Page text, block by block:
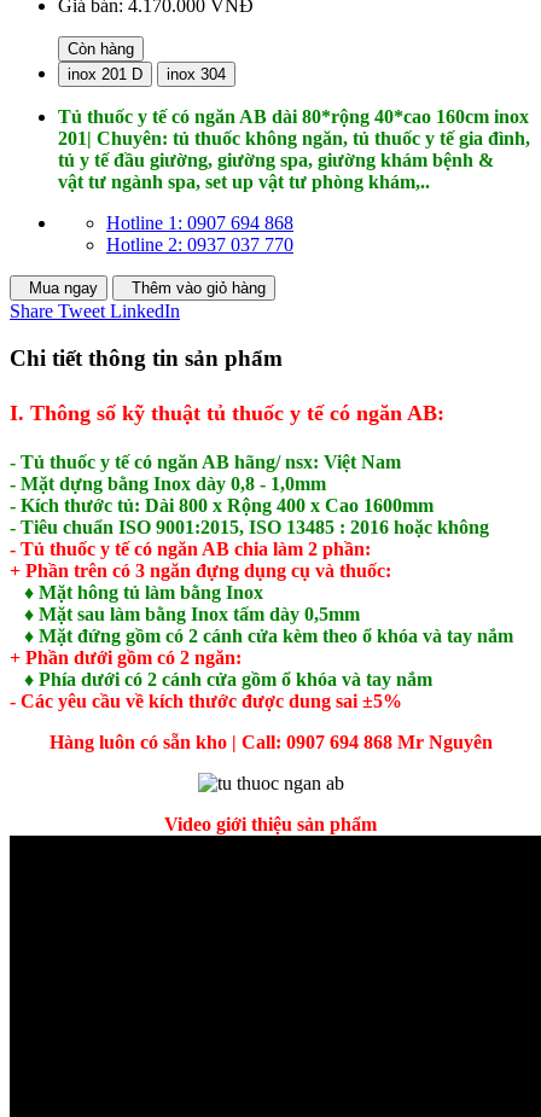
Giá bán: 4.170.000 VNĐ
Còn hàng
inox 201 D
inox 304
Tủ thuốc y tế có ngăn AB dài 80*rộng 40*cao 160cm inox
201| Chuyên: tủ thuốc không ngăn, tủ thuốc y tế gia đình,
tủ y tế đầu giường, giường spa, giường khám bệnh &
vật tư ngành spa, set up vật tư phòng khám,..
Hotline 1: 0907 694 868
Hotline 2: 0937 037 770
Mua ngay Thêm vào giỏ hàng
Share Tweet LinkedIn
Chi tiết thông tin sản phẩm
I. Thông số kỹ thuật tủ thuốc y tế có ngăn AB:
- Tủ thuốc y tế có ngăn AB hãng/ nsx: Việt Nam
- Mặt dựng bằng Inox dày 0,8 - 1,0mm
- Kích thước tủ: Dài 800 x Rộng 400 x Cao 1600mm
- Tiêu chuẩn ISO 9001:2015, ISO 13485 : 2016 hoặc không
- Tủ thuốc y tế có ngăn AB chia làm 2 phần:
+ Phần trên có 3 ngăn đựng dụng cụ và thuốc:
♦ Mặt hông tủ làm bằng Inox
♦ Mặt sau làm bằng Inox tấm dày 0,5mm
♦ Mặt đứng gồm có 2 cánh cửa kèm theo ổ khóa và tay nắm
+ Phần dưới gồm có 2 ngăn:
♦ Phía dưới có 2 cánh cửa gồm ổ khóa và tay nắm
- Các yêu cầu về kích thước được dung sai ±5%
Hàng luôn có sẵn kho | Call: 0907 694 868 Mr Nguyên
Video giới thiệu sản phẩm